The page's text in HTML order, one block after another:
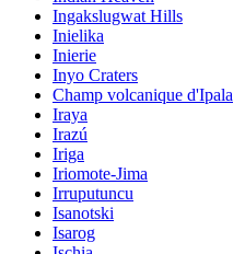
Ingakslugwat Hills
Inielika
Inierie
Inyo Craters
Champ volcanique d'Ipala
Iraya
Irazú
Iriga
Iriomote-Jima
Irruputuncu
Isanotski
Isarog